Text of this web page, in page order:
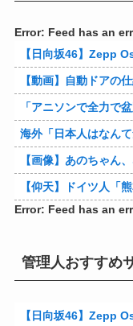
Error: Feed has an
【日向坂46】Zepp
【動画】自動ドアの
「アニソンで全力で盆踊りして盛り上がる日本人たち
海外「日本人はなんて気高いん
【画像】あのちゃん
【仰天】ドイツ人「熊本で日本人の底力を見た…!」熊
Error: Feed has an
管理人おすすめ
【日向坂46】Zepp